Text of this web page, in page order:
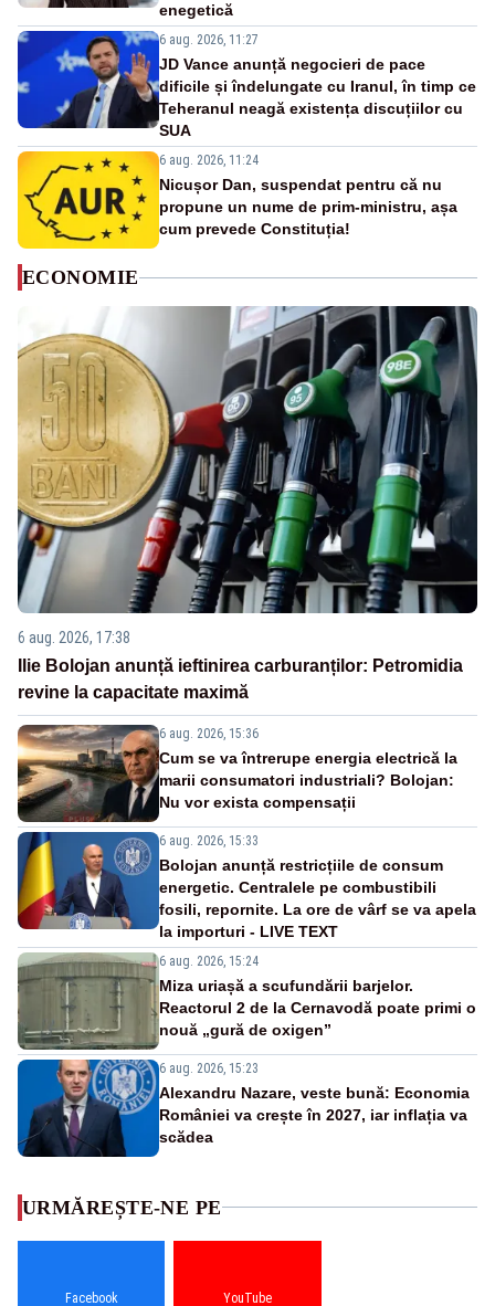
enegetică
6 aug. 2026, 11:27
JD Vance anunță negocieri de pace
dificile și îndelungate cu Iranul, în timp ce
Teheranul neagă existența discuțiilor cu
SUA
6 aug. 2026, 11:24
Nicușor Dan, suspendat pentru că nu
propune un nume de prim-ministru, așa
cum prevede Constituția!
ECONOMIE
6 aug. 2026, 17:38
Ilie Bolojan anunță ieftinirea carburanților: Petromidia
revine la capacitate maximă
6 aug. 2026, 15:36
Cum se va întrerupe energia electrică la
marii consumatori industriali? Bolojan:
Nu vor exista compensații
6 aug. 2026, 15:33
Bolojan anunță restricțiile de consum
energetic. Centralele pe combustibili
fosili, repornite. La ore de vârf se va apela
la importuri - LIVE TEXT
6 aug. 2026, 15:24
Miza uriașă a scufundării barjelor.
Reactorul 2 de la Cernavodă poate primi o
nouă „gură de oxigen”
6 aug. 2026, 15:23
Alexandru Nazare, veste bună: Economia
României va crește în 2027, iar inflația va
scădea
URMĂREȘTE-NE PE
Facebook YouTube